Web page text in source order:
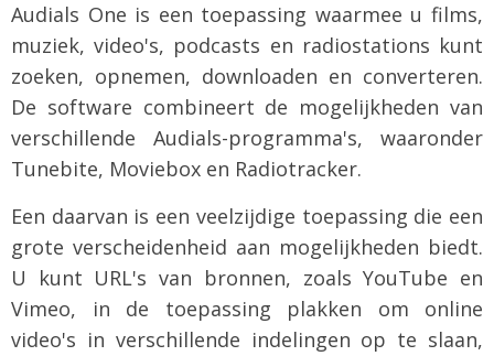
Audials One is een toepassing waarmee u films,
muziek, video's, podcasts en radiostations kunt
zoeken, opnemen, downloaden en converteren.
De software combineert de mogelijkheden van
verschillende Audials-programma's, waaronder
Tunebite, Moviebox en Radiotracker.
Een daarvan is een veelzijdige toepassing die een
grote verscheidenheid aan mogelijkheden biedt.
U kunt URL's van bronnen, zoals YouTube en
Vimeo, in de toepassing plakken om online
video's in verschillende indelingen op te slaan,